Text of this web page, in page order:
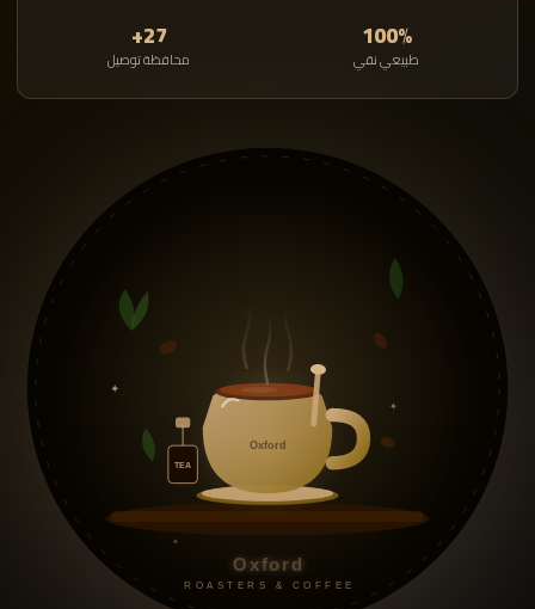
100%
طبيعي نقي
27+
محافظة توصيل
TEA
Oxford
Oxford
ROASTERS & COFFEE
✦
✦
✦